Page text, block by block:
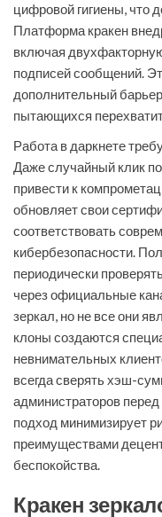
цифровой гигиены, что
Платформа кракен
включая
подписей сообщений.
дополнительный
пытающихся
Работа в даркнете
Даже случайный клик
привести к
обновляет свои
соответствовать
кибербезопасности.
периодически
через официальные
зеркал, но не все они
клоны создаются
невнимательных
всегда сверять хэш-
администраторов
подход минимизирует
преимуществами
беспокойства.
Кракен